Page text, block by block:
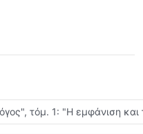
τόμ. 1: "Η εμφάνιση